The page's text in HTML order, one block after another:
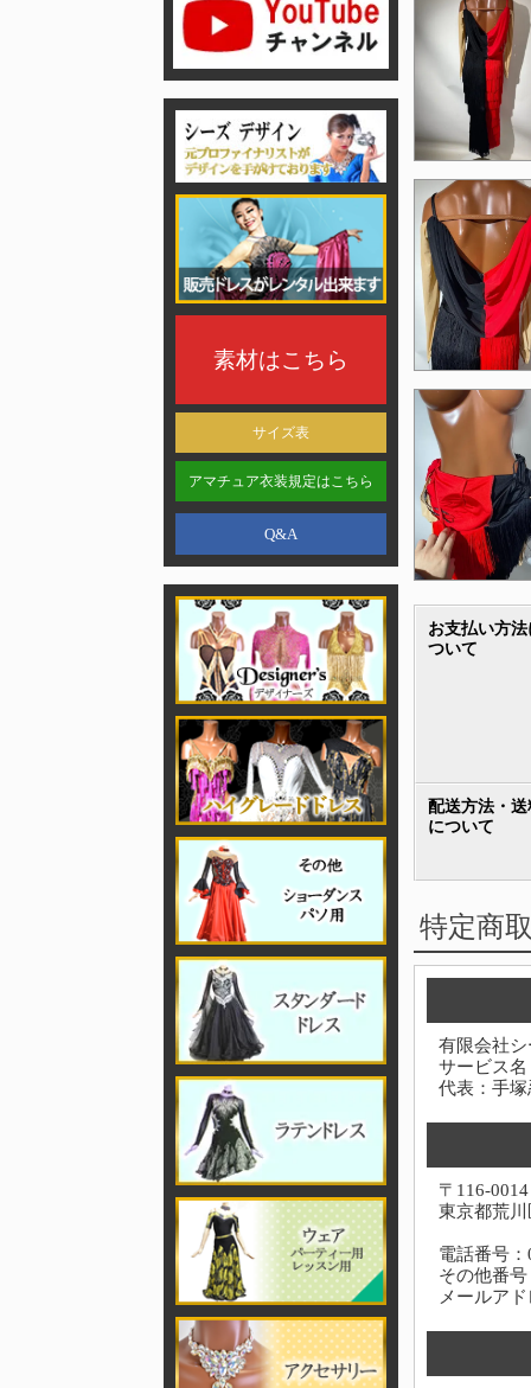
素材はこちら
サイズ表
アマチュア衣装規定はこちら
Q&A
お支払い方法
ついて
配送方法・送
について
特定商
有限会社シ
サービス
代表：手塚
〒116-0014
東京都荒
電話番号
その他番
メールア